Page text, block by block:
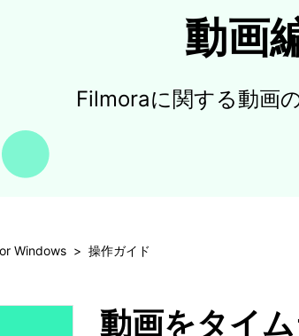
動画
Filmoraに関する動画
Windows 操作ガイド
動画をタイ